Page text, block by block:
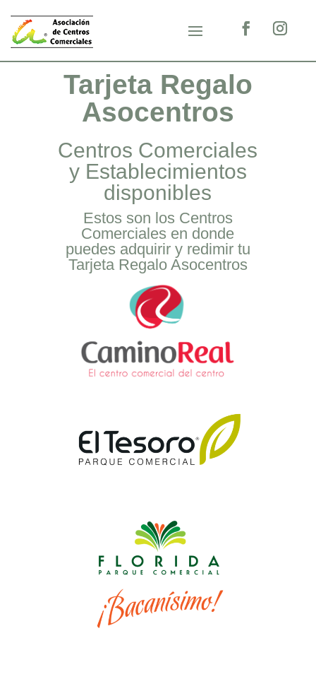
Tarjeta Regalo
Asocentros
Centros Comerciales
y Establecimientos
disponibles
Estos son los Centros
Comerciales en donde
puedes adquirir y redimir tu
Tarjeta Regalo Asocentros